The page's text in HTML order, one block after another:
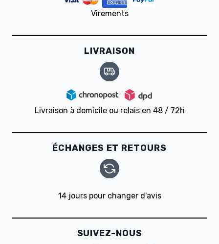
Virements
LIVRAISON
Livraison à domicile ou relais en 48 / 72h
ÉCHANGES ET RETOURS
14 jours pour changer d'avis
SUIVEZ-NOUS